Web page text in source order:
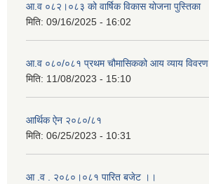
आ.व ०८२।०८३ को वार्षिक विकास योजना पुस्तिका
मिति: 09/16/2025 - 16:02
आ.व ०८०/०८१ प्रथम चौमासिकको आय व्याय विवरण
मिति: 11/08/2023 - 15:10
आर्थिक ऐन २०८०/८१
मिति: 06/25/2023 - 10:31
आ .व . २०८०।०८१ पारित बजेट ।।